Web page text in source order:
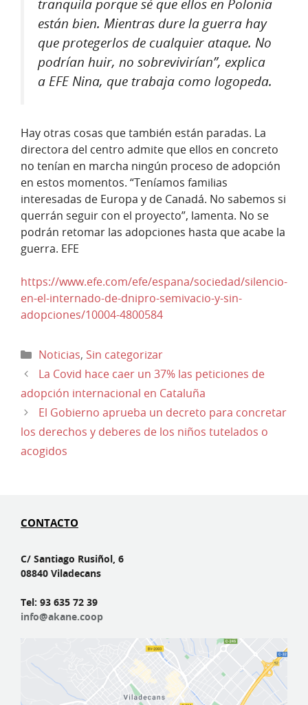
tranquila porque sé que ellos en Polonia
están bien. Mientras dure la guerra hay
que protegerlos de cualquier ataque. No
podrían huir, no sobrevivirían”, explica
a EFE Nina, que trabaja como logopeda.
Hay otras cosas que también están paradas. La
directora del centro admite que ellos en concreto
no tenían en marcha ningún proceso de adopción
en estos momentos. “Teníamos familias
interesadas de Europa y de Canadá. No sabemos si
querrán seguir con el proyecto”, lamenta. No se
podrán retomar las adopciones hasta que acabe la
guerra. EFE
https://www.efe.com/efe/espana/sociedad/silencio-
en-el-internado-de-dnipro-semivacio-y-sin-
adopciones/10004-4800584
Categorías
Noticias, Sin categorizar
La Covid hace caer un 37% las peticiones de
adopción internacional en Cataluña
El Gobierno aprueba un decreto para concretar
los derechos y deberes de los niños tutelados o
acogidos
CONTACTO
C/ Santiago Rusiñol, 6
08840 Viladecans
Tel: 93 635 72 39
info@akane.coop